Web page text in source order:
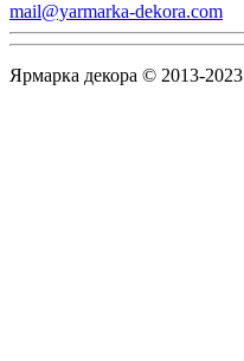
mail@yarmarka-dekora.com
Ярмарка декора © 2013-2023